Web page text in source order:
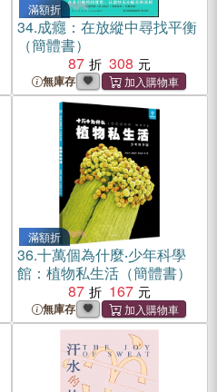
滿額折
34.成癮：在放縱中尋找平衡
（簡體書）
87
308
無庫存
滿額折
36.十萬個為什麼‧少年科學
館：植物私生活（簡體書）
87
167
無庫存